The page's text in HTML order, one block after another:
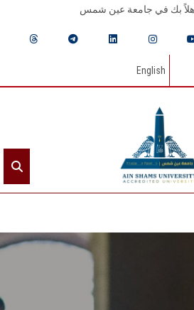
بك في جامعة عين شمس
English
الرئيسيـة